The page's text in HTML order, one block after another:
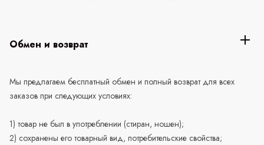
Обмен и возврат
Мы предлагаем бесплатный обмен и полный возврат для всех
заказов при следующих условиях:
1) товар не был в употреблении (стиран, ношен);
2) сохранены его товарный вид, потребительские свойства;